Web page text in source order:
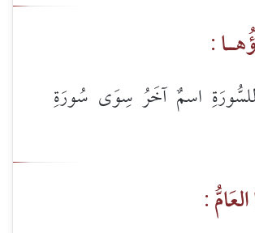
:
اسمٌ آخَرُ سِوَى سُورَةِ
: